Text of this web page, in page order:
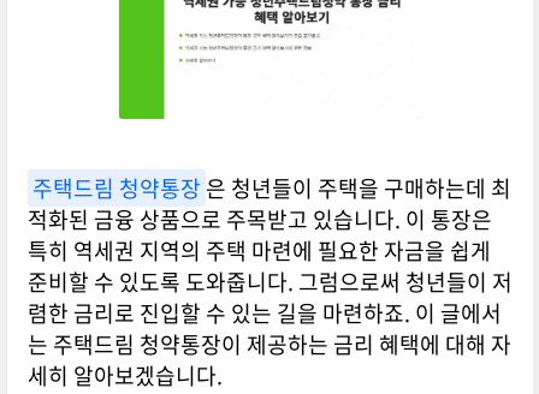
주택드림 청약통장 은 청년들이 주택을 구매하는데 최
적화된 금융 상품으로 주목받고 있습니다. 이 통장은
특히 역세권 지역의 주택 마련에 필요한 자금을 쉽게
준비할 수 있도록 도와줍니다. 그럼으로써 청년들이 저
렴한 금리로 진입할 수 있는 길을 마련하죠. 이 글에서
는 주택드림 청약통장이 제공하는 금리 혜택에 대해 자
세히 알아보겠습니다.